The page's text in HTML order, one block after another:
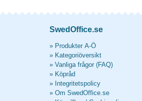
SwedOffice.se
» Produkter A-Ö
» Kategoriöversikt
» Vanliga frågor (FAQ)
» Köpråd
» Integritetspolicy
» Om SwedOffice.se